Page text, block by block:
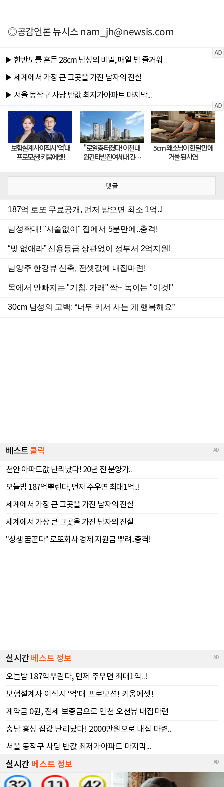
◎공감언론 뉴시스nam_jh@newsis.com
댓글